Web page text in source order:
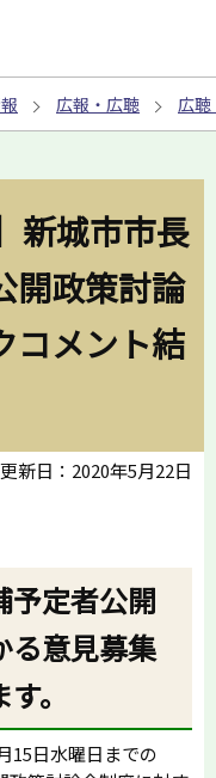
広報・広聴 広聴
新城市市長
開政策討論
コメント結
更新日：2020年5月22日
予定者公開
る意見募集
。
15日水曜日までの